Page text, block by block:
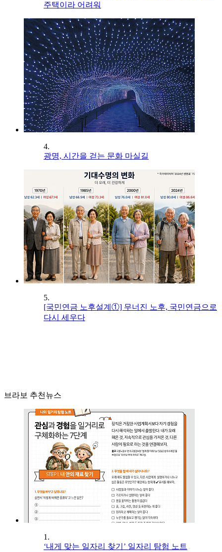
주택이라 어려워
4.
광명, 시간을 걷는 문화 마실길
5.
[국민연금 노후설계①] 무너진 노후, 국민연금으로
다시 세우다
브라보 추천뉴스
1.
‘내게 맞는 일자리 찾기’ 일자리 탐험 노트